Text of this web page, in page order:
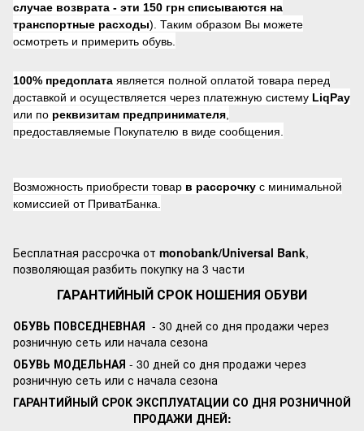
случае возврата - эти 150 грн списываются на
транспортные расходы). Таким образом Вы можете
осмотреть и примерить обувь.
100% предоплата является полной оплатой товара перед
доставкой и осуществляется через платежную систему LiqPay
или по реквизитам предпринимателя
предоставляемые Покупателю в виде сообщения.
Возможность приобрести товар в рассрочку с минимальной
комиссией от ПриватБанка.
Бесплатная рассрочка от monobank/Universal Bank,
позволяющая разбить покупку на 3 части
ГАРАНТИЙНЫЙ СРОК НОШЕНИЯ ОБУВИ
ОБУВЬ ПОВСЕДНЕВНАЯ - 30 дней со дня продажи через
розничную сеть или начала сезона
ОБУВЬ МОДЕЛЬНАЯ - 30 дней со дня продажи через
розничную сеть или с начала сезона
ГАРАНТИЙНЫЙ СРОК ЭКСПЛУАТАЦИИ СО ДНЯ РОЗНИЧНОЙ
ПРОДАЖИ ДНЕЙ: